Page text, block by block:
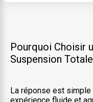
Pourquoi Choisir
Suspension
La réponse est simple